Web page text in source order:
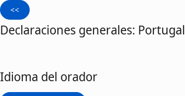
Declaraciones generales: Portugal
Idioma del orador